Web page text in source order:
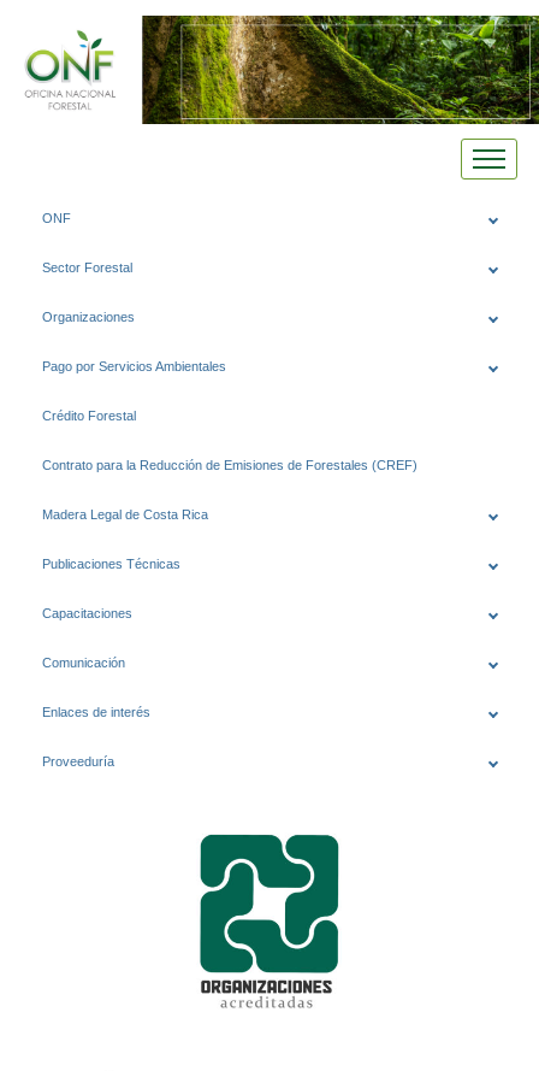
ONF
Sector Forestal
Organizaciones
Pago por Servicios Ambientales
Crédito Forestal
Contrato para la Reducción de Emisiones de Forestales (CREF)
Madera Legal de Costa Rica
Publicaciones Técnicas
Capacitaciones
Comunicación
Enlaces de interés
Proveeduría